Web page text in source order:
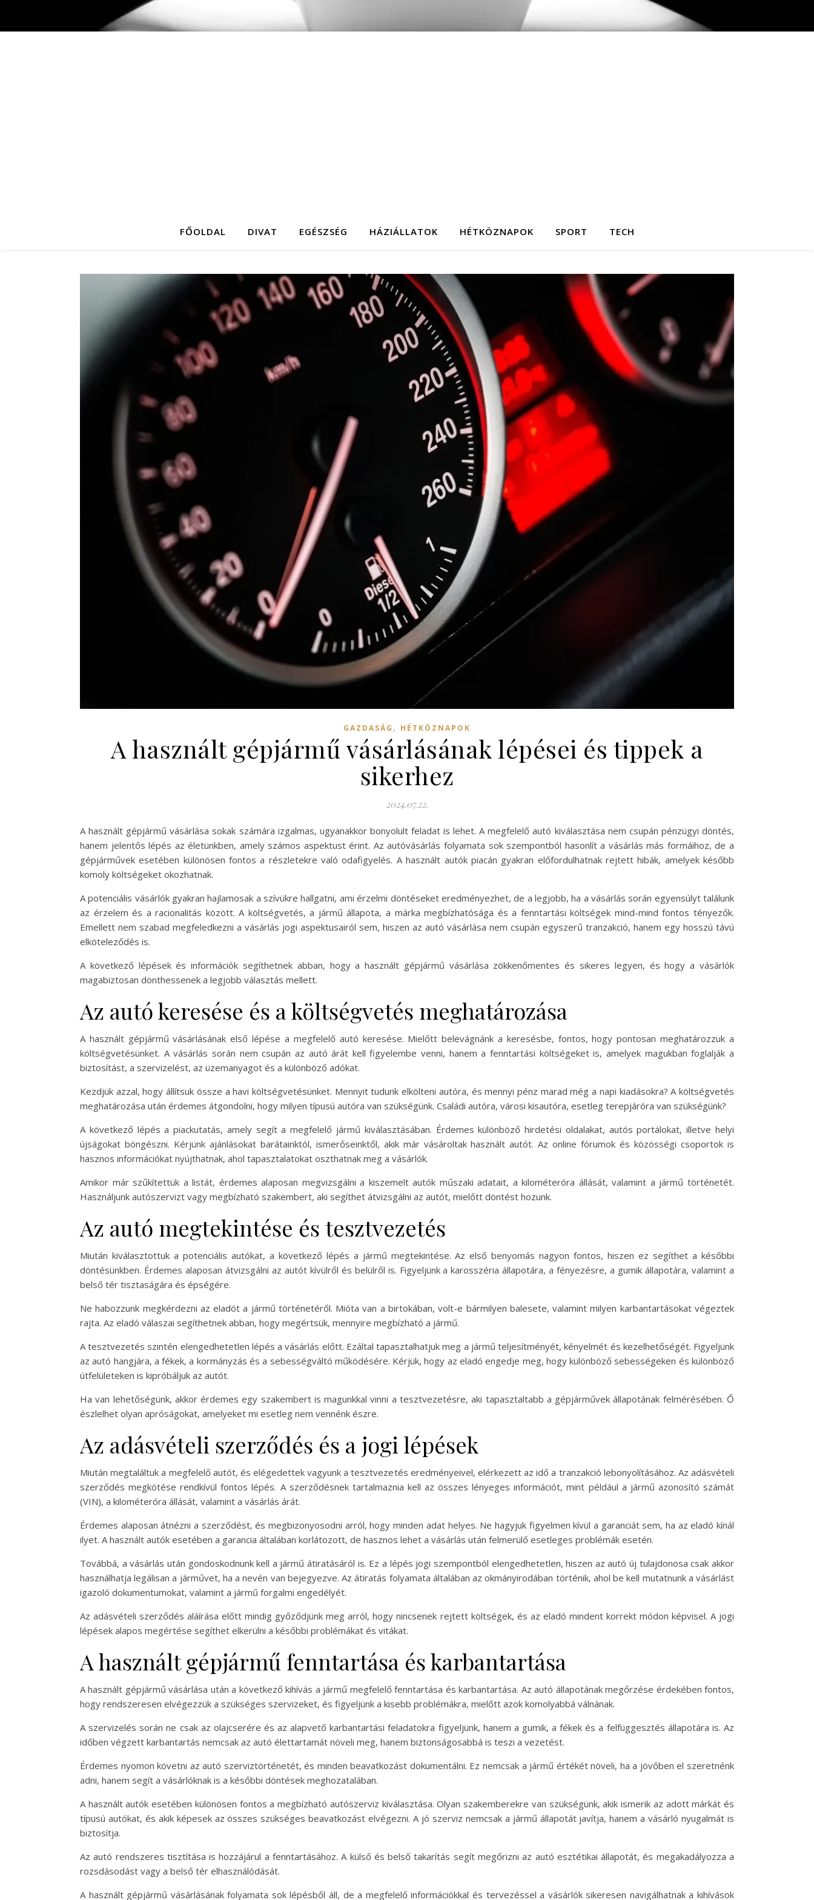
FŐOLDAL DIVAT EGÉSZSÉG HÁZIÁLLATOK HÉTKÖZNAPOK SPORT TECH
GAZDASÁG , HÉTKÖZNAPOK
A használt gépjármű vásárlásának lépései és tippek a
sikerhez
2024.07.22.
A használt gépjármű vásárlása sokak számára izgalmas, ugyanakkor bonyolult feladat is lehet. A megfelelő autó kiválasztása nem csupán pénzügyi döntés,
hanem jelentős lépés az életünkben, amely számos aspektust érint. Az autóvásárlás folyamata sok szempontból hasonlít a vásárlás más formáihoz, de a
gépjárművek esetében különösen fontos a részletekre való odafigyelés. A használt autók piacán gyakran előfordulhatnak rejtett hibák, amelyek később
komoly költségeket okozhatnak.
A potenciális vásárlók gyakran hajlamosak a szívükre hallgatni, ami érzelmi döntéseket eredményezhet, de a legjobb, ha a vásárlás során egyensúlyt találunk
az érzelem és a racionalitás között. A költségvetés, a jármű állapota, a márka megbízhatósága és a fenntartási költségek mind-mind fontos tényezők.
Emellett nem szabad megfeledkezni a vásárlás jogi aspektusairól sem, hiszen az autó vásárlása nem csupán egyszerű tranzakció, hanem egy hosszú távú
elköteleződés is.
A következő lépések és információk segíthetnek abban, hogy a használt gépjármű vásárlása zökkenőmentes és sikeres legyen, és hogy a vásárlók
magabiztosan dönthessenek a legjobb választás mellett.
Az autó keresése és a költségvetés meghatározása
A használt gépjármű vásárlásának első lépése a megfelelő autó keresése. Mielőtt belevágnánk a keresésbe, fontos, hogy pontosan meghatározzuk a
költségvetésünket. A vásárlás során nem csupán az autó árát kell figyelembe venni, hanem a fenntartási költségeket is, amelyek magukban foglalják a
biztosítást, a szervizelést, az üzemanyagot és a különböző adókat.
Kezdjük azzal, hogy állítsuk össze a havi költségvetésünket. Mennyit tudunk elkölteni autóra, és mennyi pénz marad még a napi kiadásokra? A költségvetés
meghatározása után érdemes átgondolni, hogy milyen típusú autóra van szükségünk. Családi autóra, városi kisautóra, esetleg terepjáróra van szükségünk?
A következő lépés a piackutatás, amely segít a megfelelő jármű kiválasztásában. Érdemes különböző hirdetési oldalakat, autós portálokat, illetve helyi
újságokat böngészni. Kérjünk ajánlásokat barátainktól, ismerőseinktől, akik már vásároltak használt autót. Az online fórumok és közösségi csoportok is
hasznos információkat nyújthatnak, ahol tapasztalatokat oszthatnak meg a vásárlók.
Amikor már szűkítettük a listát, érdemes alaposan megvizsgálni a kiszemelt autók műszaki adatait, a kilométeróra állását, valamint a jármű történetét.
Használjunk autószervizt vagy megbízható szakembert, aki segíthet átvizsgálni az autót, mielőtt döntést hozunk.
Az autó megtekintése és tesztvezetés
Miután kiválasztottuk a potenciális autókat, a következő lépés a jármű megtekintése. Az első benyomás nagyon fontos, hiszen ez segíthet a későbbi
döntésünkben. Érdemes alaposan átvizsgálni az autót kívülről és belülről is. Figyeljünk a karosszéria állapotára, a fényezésre, a gumik állapotára, valamint a
belső tér tisztaságára és épségére.
Ne habozzunk megkérdezni az eladót a jármű történetéről. Mióta van a birtokában, volt-e bármilyen balesete, valamint milyen karbantartásokat végeztek
rajta. Az eladó válaszai segíthetnek abban, hogy megértsük, mennyire megbízható a jármű.
A tesztvezetés szintén elengedhetetlen lépés a vásárlás előtt. Ezáltal tapasztalhatjuk meg a jármű teljesítményét, kényelmét és kezelhetőségét. Figyeljünk
az autó hangjára, a fékek, a kormányzás és a sebességváltó működésére. Kérjük, hogy az eladó engedje meg, hogy különböző sebességeken és különböző
útfelületeken is kipróbáljuk az autót.
Ha van lehetőségünk, akkor érdemes egy szakembert is magunkkal vinni a tesztvezetésre, aki tapasztaltabb a gépjárművek állapotának felmérésében. Ő
észlelhet olyan apróságokat, amelyeket mi esetleg nem vennénk észre.
Az adásvételi szerződés és a jogi lépések
Miután megtaláltuk a megfelelő autót, és elégedettek vagyunk a tesztvezetés eredményeivel, elérkezett az idő a tranzakció lebonyolításához. Az adásvételi
szerződés megkötése rendkívül fontos lépés. A szerződésnek tartalmaznia kell az összes lényeges információt, mint például a jármű azonosító számát
(VIN), a kilométeróra állását, valamint a vásárlás árát.
Érdemes alaposan átnézni a szerződést, és megbizonyosodni arról, hogy minden adat helyes. Ne hagyjuk figyelmen kívül a garanciát sem, ha az eladó kínál
ilyet. A használt autók esetében a garancia általában korlátozott, de hasznos lehet a vásárlás után felmerülő esetleges problémák esetén.
Továbbá, a vásárlás után gondoskodnunk kell a jármű átiratásáról is. Ez a lépés jogi szempontból elengedhetetlen, hiszen az autó új tulajdonosa csak akkor
használhatja legálisan a járművet, ha a nevén van bejegyezve. Az átiratás folyamata általában az okmányirodában történik, ahol be kell mutatnunk a vásárlást
igazoló dokumentumokat, valamint a jármű forgalmi engedélyét.
Az adásvételi szerződés aláírása előtt mindig győződjünk meg arról, hogy nincsenek rejtett költségek, és az eladó mindent korrekt módon képvisel. A jogi
lépések alapos megértése segíthet elkerülni a későbbi problémákat és vitákat.
A használt gépjármű fenntartása és karbantartása
A használt gépjármű vásárlása után a következő kihívás a jármű megfelelő fenntartása és karbantartása. Az autó állapotának megőrzése érdekében fontos,
hogy rendszeresen elvégezzük a szükséges szervizeket, és figyeljünk a kisebb problémákra, mielőtt azok komolyabbá válnának.
A szervizelés során ne csak az olajcserére és az alapvető karbantartási feladatokra figyeljünk, hanem a gumik, a fékek és a felfüggesztés állapotára is. Az
időben végzett karbantartás nemcsak az autó élettartamát növeli meg, hanem biztonságosabbá is teszi a vezetést.
Érdemes nyomon követni az autó szerviztörténetét, és minden beavatkozást dokumentálni. Ez nemcsak a jármű értékét növeli, ha a jövőben el szeretnénk
adni, hanem segít a vásárlóknak is a későbbi döntések meghozatalában.
A használt autók esetében különösen fontos a megbízható autószerviz kiválasztása. Olyan szakemberekre van szükségünk, akik ismerik az adott márkát és
típusú autókat, és akik képesek az összes szükséges beavatkozást elvégezni. A jó szerviz nemcsak a jármű állapotát javítja, hanem a vásárló nyugalmát is
biztosítja.
Az autó rendszeres tisztítása is hozzájárul a fenntartásához. A külső és belső takarítás segít megőrizni az autó esztétikai állapotát, és megakadályozza a
rozsdásodást vagy a belső tér elhasználódását.
A használt gépjármű vásárlásának folyamata sok lépésből áll, de a megfelelő információkkal és tervezéssel a vásárlók sikeresen navigálhatnak a kihívások